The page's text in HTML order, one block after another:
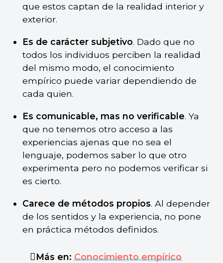
que estos captan de la realidad interior y
exterior.
Es de carácter subjetivo. Dado que no
todos los individuos perciben la realidad
del mismo modo, el conocimiento
empírico puede variar dependiendo de
cada quien.
Es comunicable, mas no verificable. Ya
que no tenemos otro acceso a las
experiencias ajenas que no sea el
lenguaje, podemos saber lo que otro
experimenta pero no podemos verificar si
es cierto.
Carece de métodos propios. Al depender
de los sentidos y la experiencia, no pone
en práctica métodos definidos.
Más en:Conocimiento empírico